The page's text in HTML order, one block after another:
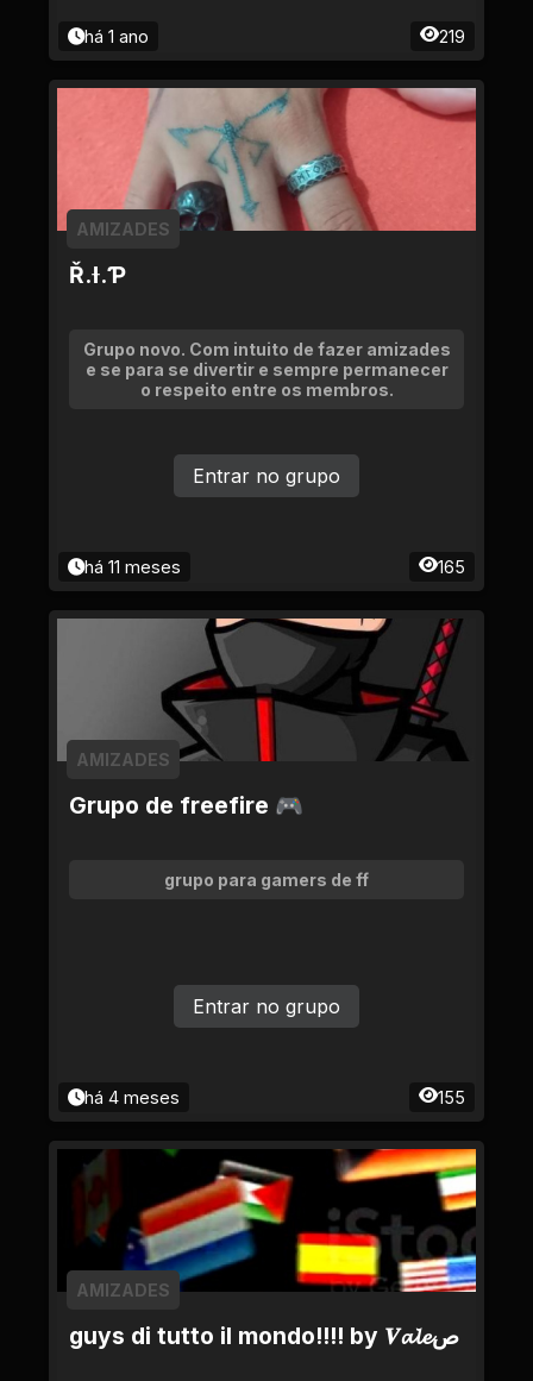
há 1 ano 219
Ř.Ɨ.Ƥ
AMIZADES
Grupo novo. Com intuito de fazer amizades
e se para se divertir e sempre permanecer
o respeito entre os membros.
há 11 meses 165
Entrar no grupo
Grupo de freefire 🎮
AMIZADES
grupo para gamers de ff
há 4 meses 155
Entrar no grupo
guys di tutto il mondo!!!! by 𝑽𝓪𝓵𝓮ص
AMIZADES